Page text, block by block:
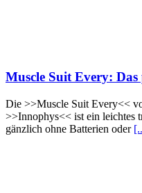
Muscle Suit Every: Das
Die >>Muscle Suit Every<<
>>Innophys<< ist ein leichtes
gänzlich ohne Batterien oder